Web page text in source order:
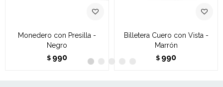
Monedero con Presilla -
Negro
$ 990
Billetera Cuero con Vista -
Marrón
$ 990